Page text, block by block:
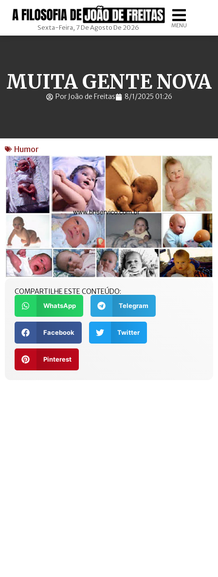
Sexta-Feira, 7 De Agosto De 2026 MENU
MUITA GENTE NOVA
Por João de Freitas 8/1/2025 01:26
Humor
COMPARTILHE ESTE CONTEÚDO:
WhatsApp Telegram
Facebook Twitter
Pinterest